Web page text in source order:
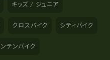
キッズ / ジュニア
クロスバイク シティバイク
テンバイク